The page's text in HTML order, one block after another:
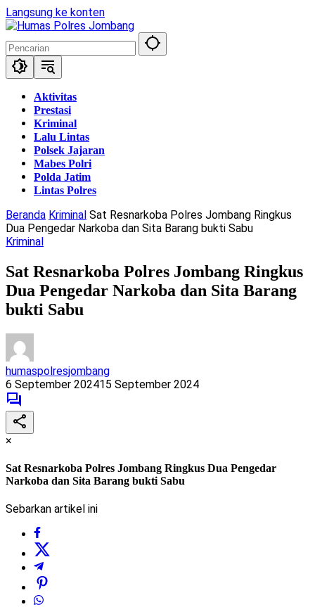
Langsung ke konten
Aktivitas
Prestasi
Kriminal
Lalu Lintas
Polsek Jajaran
Mabes Polri
Polda Jatim
Lintas Polres
Beranda Kriminal Sat Resnarkoba Polres Jombang Ringkus
Dua Pengedar Narkoba dan Sita Barang bukti Sabu
Kriminal
Sat Resnarkoba Polres Jombang Ringkus
Dua Pengedar Narkoba dan Sita Barang
bukti Sabu
humaspolresjombang
6 September 202415 September 2024
×
Sat Resnarkoba Polres Jombang Ringkus Dua Pengedar
Narkoba dan Sita Barang bukti Sabu
Sebarkan artikel ini